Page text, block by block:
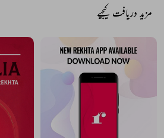
مزید دریافت کیجیے